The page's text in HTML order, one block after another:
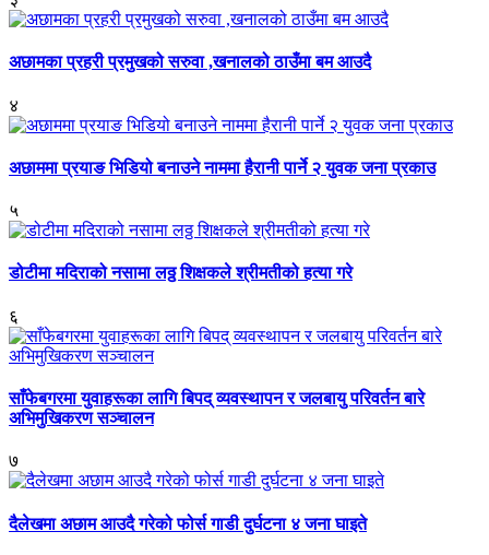
अछामका प्रहरी प्रमुखको सरुवा ,खनालको ठाउँमा बम आउदै
४
अछाममा प्रयाङ भिडियो बनाउने नाममा हैरानी पार्ने २ युवक जना प्रकाउ
५
डोटीमा मदिराको नसामा लठ्ठ शिक्षकले श्रीमतीको हत्या गरे
६
साँफेबगरमा युवाहरूका लागि बिपद् व्यवस्थापन र जलबायु परिवर्तन बारे
अभिमुखिकरण सञ्चालन
७
दैलेखमा अछाम आउदै गरेको फोर्स गाडी दुर्घटना ४ जना घाइते